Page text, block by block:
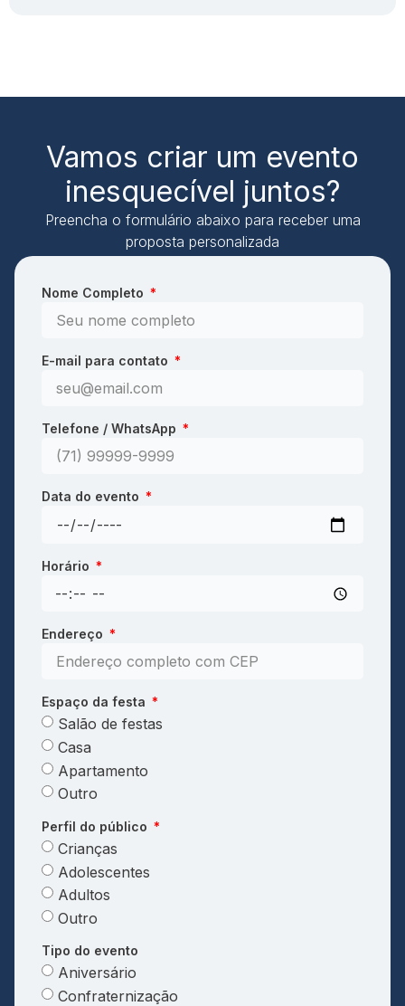
Vamos criar um evento
inesquecível juntos?
Preencha o formulário abaixo para receber uma
proposta personalizada
Nome Completo
E-mail para contato
Telefone / WhatsApp
Data do evento
Horário
Endereço
Espaço da festa
Salão de festas
Casa
Apartamento
Outro
Perfil do público
Crianças
Adolescentes
Adultos
Outro
Tipo do evento
Aniversário
Confraternização